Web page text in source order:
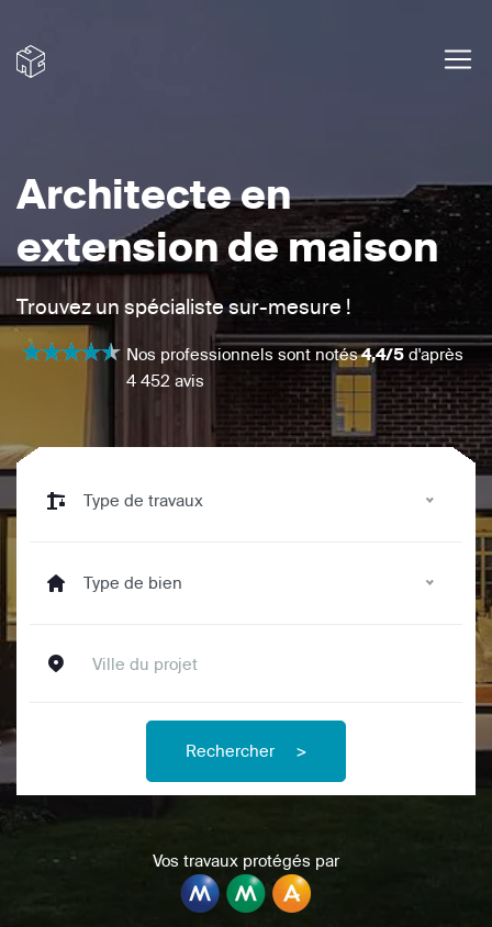
Architecte en
extension de maison
Trouvez un spécialiste sur-mesure !
Nos professionnels sont notés4,4/5 d'après
4 452 avis
Type de travaux
Type de bien
Rechercher >
Vos travaux protégés par